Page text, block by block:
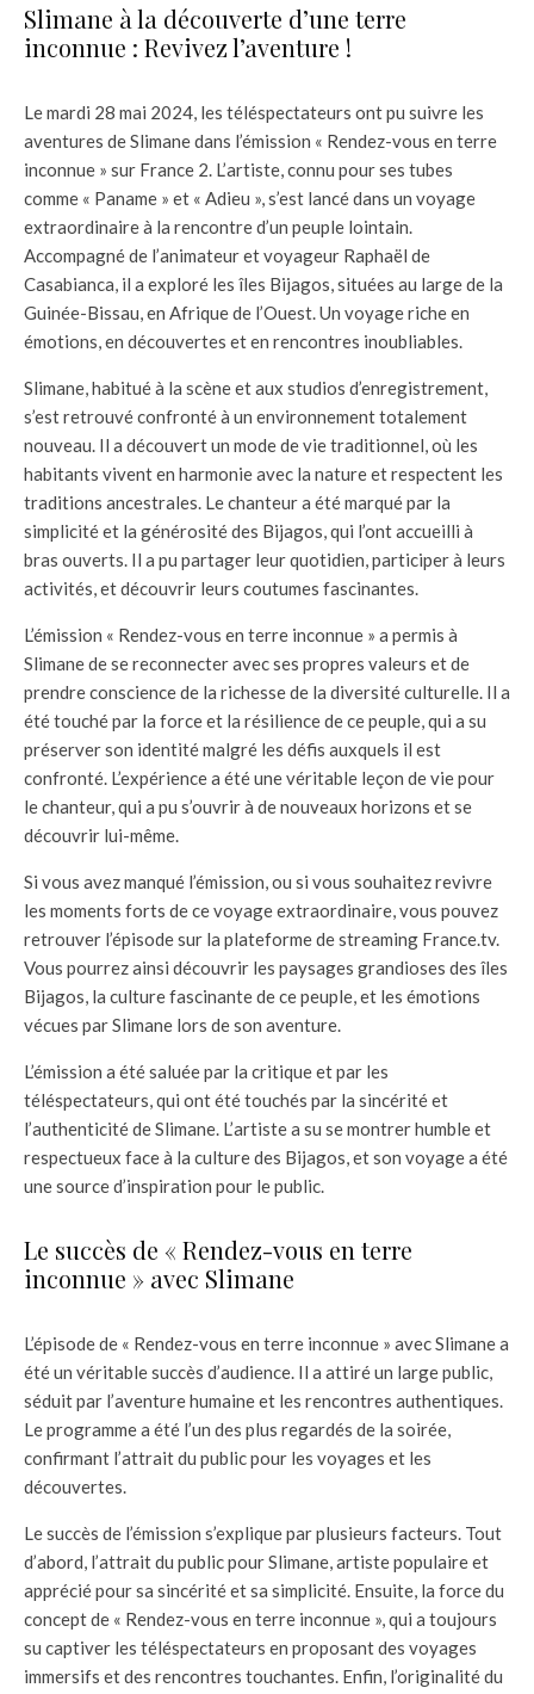
Slimane à la découverte d’une terre
inconnue : Revivez l’aventure !
Le mardi 28 mai 2024, les téléspectateurs ont pu suivre les
aventures de Slimane dans l’émission « Rendez-vous en terre
inconnue » sur France 2. L’artiste, connu pour ses tubes
comme « Paname » et « Adieu », s’est lancé dans un voyage
extraordinaire à la rencontre d’un peuple lointain.
Accompagné de l’animateur et voyageur Raphaël de
Casabianca, il a exploré les îles Bijagos, situées au large de la
Guinée-Bissau, en Afrique de l’Ouest. Un voyage riche en
émotions, en découvertes et en rencontres inoubliables.
Slimane, habitué à la scène et aux studios d’enregistrement,
s’est retrouvé confronté à un environnement totalement
nouveau. Il a découvert un mode de vie traditionnel, où les
habitants vivent en harmonie avec la nature et respectent les
traditions ancestrales. Le chanteur a été marqué par la
simplicité et la générosité des Bijagos, qui l’ont accueilli à
bras ouverts. Il a pu partager leur quotidien, participer à leurs
activités, et découvrir leurs coutumes fascinantes.
L’émission « Rendez-vous en terre inconnue » a permis à
Slimane de se reconnecter avec ses propres valeurs et de
prendre conscience de la richesse de la diversité culturelle. Il a
été touché par la force et la résilience de ce peuple, qui a su
préserver son identité malgré les défis auxquels il est
confronté. L’expérience a été une véritable leçon de vie pour
le chanteur, qui a pu s’ouvrir à de nouveaux horizons et se
découvrir lui-même.
Si vous avez manqué l’émission, ou si vous souhaitez revivre
les moments forts de ce voyage extraordinaire, vous pouvez
retrouver l’épisode sur la plateforme de streaming France.tv.
Vous pourrez ainsi découvrir les paysages grandioses des îles
Bijagos, la culture fascinante de ce peuple, et les émotions
vécues par Slimane lors de son aventure.
L’émission a été saluée par la critique et par les
téléspectateurs, qui ont été touchés par la sincérité et
l’authenticité de Slimane. L’artiste a su se montrer humble et
respectueux face à la culture des Bijagos, et son voyage a été
une source d’inspiration pour le public.
Le succès de « Rendez-vous en terre
inconnue » avec Slimane
L’épisode de « Rendez-vous en terre inconnue » avec Slimane a
été un véritable succès d’audience. Il a attiré un large public,
séduit par l’aventure humaine et les rencontres authentiques.
Le programme a été l’un des plus regardés de la soirée,
confirmant l’attrait du public pour les voyages et les
découvertes.
Le succès de l’émission s’explique par plusieurs facteurs. Tout
d’abord, l’attrait du public pour Slimane, artiste populaire et
apprécié pour sa sincérité et sa simplicité. Ensuite, la force du
concept de « Rendez-vous en terre inconnue », qui a toujours
su captiver les téléspectateurs en proposant des voyages
immersifs et des rencontres touchantes. Enfin, l’originalité du